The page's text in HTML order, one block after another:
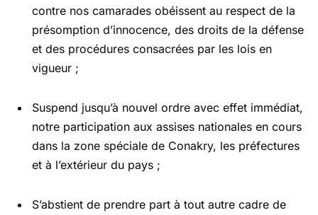
contre nos camarades obéissent au respect de la
présomption d’innocence, des droits de la défense
et des procédures consacrées par les lois en
vigueur ;
Suspend jusqu’à nouvel ordre avec effet immédiat,
notre participation aux assises nationales en cours
dans la zone spéciale de Conakry, les préfectures
et à l’extérieur du pays ;
S’abstient de prendre part à tout autre cadre de